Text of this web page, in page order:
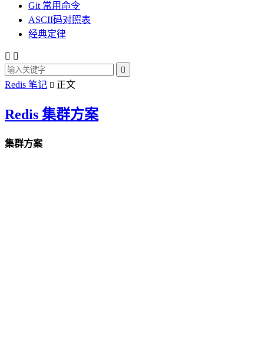
Git 常用命令
ASCII码对照表
经典定律
 

Redis 笔记  正文
Redis 集群方案
集群方案